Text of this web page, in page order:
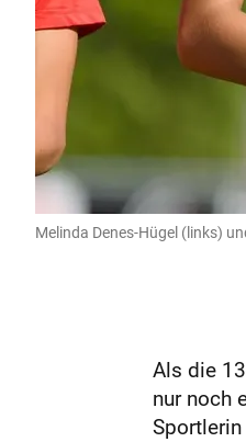
Melinda Denes-Hügel (links)
Als die
nur noch